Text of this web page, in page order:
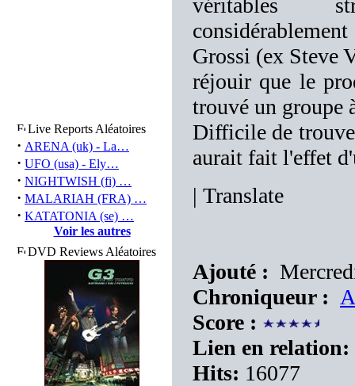
Live Reports Aléatoires
· ARENA (uk) - La…
· UFO (usa) - Ely…
· NIGHTWISH (fi) …
· MALARIAH (FRA) …
· KATATONIA (se) …
Voir les autres
DVD Reviews Aléatoires
véritables
Grossi (ex Steve
réjouir que le
trouvé un groupe
Difficile de
aurait fait l'effet
| Translate
Ajouté :
Chroniqueur :
Score :
Lien en relation:
Hits: 16077